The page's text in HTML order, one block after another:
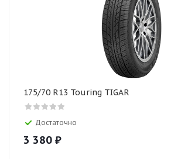
175/70 R13 Touring TIGAR
Достаточно
3 380 ₽